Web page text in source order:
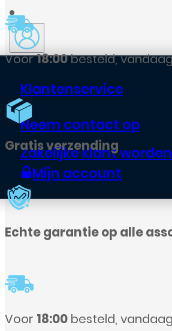
Klantenservice
Neem contact op
Zakelijke klant worden
Mijn account